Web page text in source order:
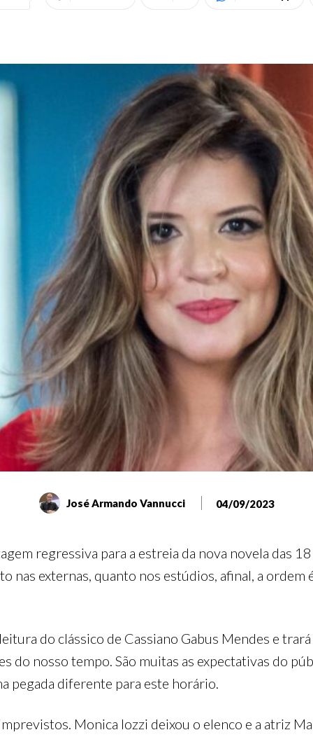
José Armando Vannucci 04/09/2023
regressiva para a estreia da nova novela das
nas externas, quanto nos estúdios, afinal, a
do clássico de Cassiano Gabus Mendes e
do nosso tempo. São muitas as expectativas do
pegada diferente para este horário.
Monica Iozzi deixou o elenco e a atriz